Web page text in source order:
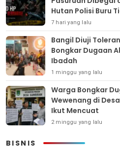
Hutan Polisi
7 hari yang lalu
Bangil Diuji
Bongkar Dugaan
Ibadah
1 minggu yang lalu
Warga Bongkar
Wewenang di
Ikut Mencuat
2 minggu yang lalu
BISNIS